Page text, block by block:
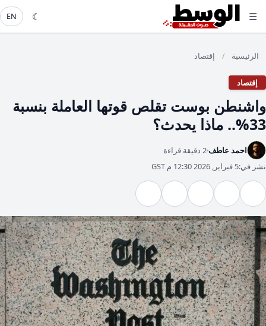
☰
☾
EN
الرئيسية / إقتصاد
إقتصاد
واشنطن بوست تقلص قوتها العاملة بنسبة
33%.. ماذا يحدث؟
احمد عاطف2 دقيقة قراءة
نشر في:5 فبراير, 2026 12:30 م GST